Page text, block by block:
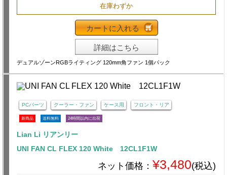
在庫わずか
カートに入れる
詳細はこちら
デュアルゾーンRGBライティング 120mm角ファン 1個パック
PCパーツ クーラー・ファン ケース用 フロント・リア
新商品 送料無料 24時間以内に出荷
Lian Li リアンリー
UNI FAN CL FLEX 120 White 12CL1F1W
ネット価格： ¥3,480(税込)